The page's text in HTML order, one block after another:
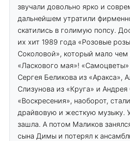
звучали довольно ярко и
дальнейшем утратили
скатились в голимую попсу.
их хит 1989 года «Розовые
Соколовой», который мало чем
«Ласкового мая»!
Сергея Беликова из «Аракса»,
Слизунова из «Круга» и Андрея
«Воскресения», наоборот,
драйвовую и жесткую музыку.
зашла. А потом Маликов
сына Димы и потерял к